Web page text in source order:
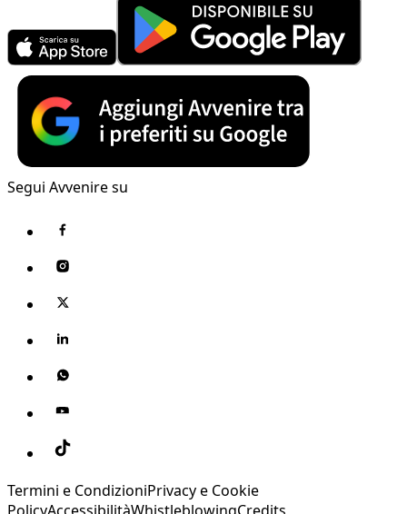
Segui Avvenire su
Termini e CondizioniPrivacy e Cookie